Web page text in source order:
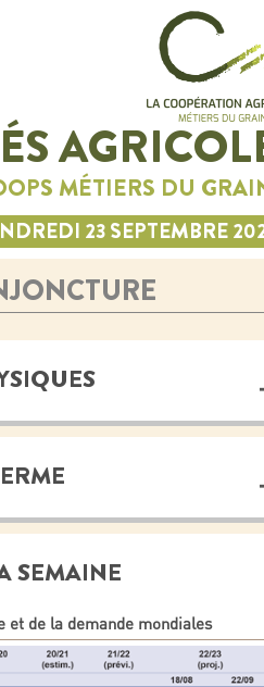
MÉTIERS DU
23 SEPTEMBRE
SEMAINE
et de la demande mondiales